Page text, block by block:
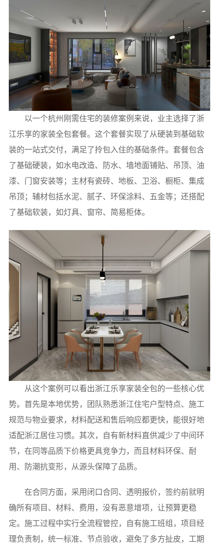
以一个杭州刚需住宅的装修案例来说，业主选择了浙
江乐享的家装全包套餐。这个套餐实现了从硬装到基础软
装的一站式交付，满足了拎包入住的基础条件。套餐包含
了基础硬装，如水电改造、防水、墙地面铺贴、吊顶、油
漆、门窗安装等；主材有瓷砖、地板、卫浴、橱柜、集成
吊顶；辅材包括水泥、腻子、环保涂料、五金等；还搭配
了基础软装，如灯具、窗帘、简易柜体。
从这个案例可以看出浙江乐享家装全包的一些核心优
势。首先是本地优势，团队熟悉浙江住宅户型特点、施工
规范与物业要求，材料配送和售后响应都更快，能很好地
适配浙江居住习惯。其次，自有新材料直供减少了中间环
节，在同等品质下价格更具竞争力，而且材料环保、耐
用、防潮抗变形，从源头保障了品质。
在合同方面，采用闭口合同、透明报价，签约前就明
确所有项目、材料、费用，没有恶意增项，让预算更稳
定。施工过程中实行全流程管控，自有施工班组，项目经
理负责制，统一标准、节点验收，避免了多方扯皮，工期